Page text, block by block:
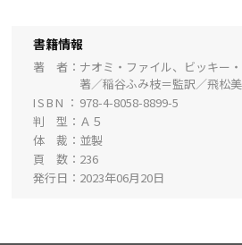
書籍情報
著 者
ナオミ・ファイル、ビッキー
著／稲谷ふみ枝＝監訳／飛松
ISBN
978-4-8058-8899-5
判 型
Ａ５
体 裁
並製
頁 数
236
発行日
2023年06月20日